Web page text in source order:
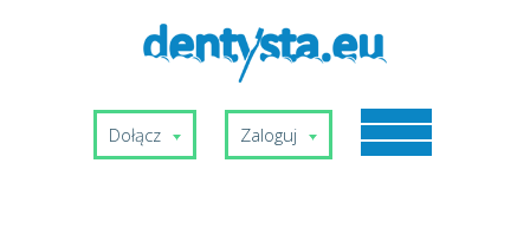
Dołącz Zaloguj